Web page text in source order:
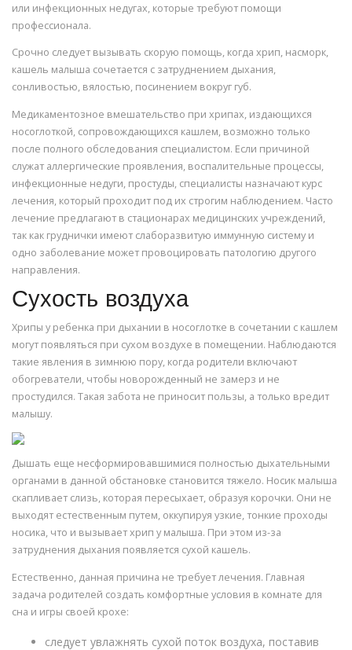
или инфекционных недугах, которые требуют помощи
профессионала.
Срочно следует вызывать скорую помощь, когда хрип, насморк,
кашель малыша сочетается с затруднением дыхания,
сонливостью, вялостью, посинением вокруг губ.
Медикаментозное вмешательство при хрипах, издающихся
носоглоткой, сопровождающихся кашлем, возможно только
после полного обследования специалистом. Если причиной
служат аллергические проявления, воспалительные процессы,
инфекционные недуги, простуды, специалисты назначают курс
лечения, который проходит под их строгим наблюдением. Часто
лечение предлагают в стационарах медицинских учреждений,
так как груднички имеют слаборазвитую иммунную систему и
одно заболевание может провоцировать патологию другого
направления.
Сухость воздуха
Хрипы у ребенка при дыхании в носоглотке в сочетании с кашлем
могут появляться при сухом воздухе в помещении. Наблюдаются
такие явления в зимнюю пору, когда родители включают
обогреватели, чтобы новорожденный не замерз и не
простудился. Такая забота не приносит пользы, а только вредит
малышу.
Дышать еще несформировавшимися полностью дыхательными
органами в данной обстановке становится тяжело. Носик малыша
скапливает слизь, которая пересыхает, образуя корочки. Они не
выходят естественным путем, оккупируя узкие, тонкие проходы
носика, что и вызывает хрип у малыша. При этом из-за
затруднения дыхания появляется сухой кашель.
Естественно, данная причина не требует лечения. Главная
задача родителей создать комфортные условия в комнате для
сна и игры своей крохе:
следует увлажнять сухой поток воздуха, поставив